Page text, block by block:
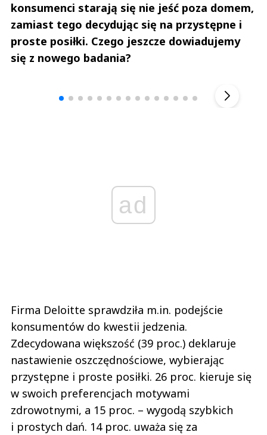
konsumenci starają się nie jeść poza domem,
zamiast tego decydując się na przystępne i
proste posiłki. Czego jeszcze dowiadujemy
się z nowego badania?
ad
Firma Deloitte sprawdziła m.in. podejście
konsumentów do kwestii jedzenia.
Zdecydowana większość (39 proc.) deklaruje
nastawienie oszczędnościowe, wybierając
przystępne i proste posiłki. 26 proc. kieruje się
w swoich preferencjach motywami
zdrowotnymi, a 15 proc. – wygodą szybkich
i prostych dań. 14 proc. uważa się za